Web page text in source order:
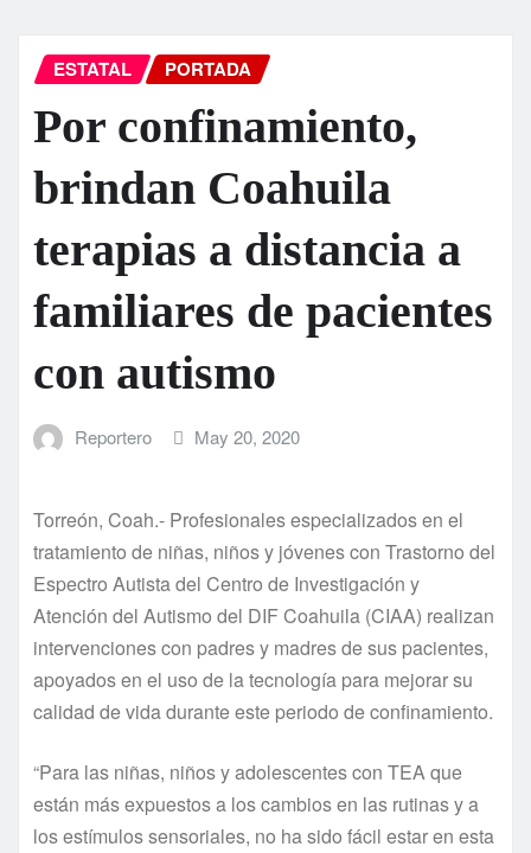
ESTATAL PORTADA
Por confinamiento,
brindan Coahuila
terapias a distancia a
familiares de pacientes
con autismo
Reportero May 20, 2020
Torreón, Coah.- Profesionales especializados en el
tratamiento de niñas, niños y jóvenes con Trastorno del
Espectro Autista del Centro de Investigación y
Atención del Autismo del DIF Coahuila (CIAA) realizan
intervenciones con padres y madres de sus pacientes,
apoyados en el uso de la tecnología para mejorar su
calidad de vida durante este periodo de confinamiento.
“Para las niñas, niños y adolescentes con TEA que
están más expuestos a los cambios en las rutinas y a
los estímulos sensoriales, no ha sido fácil estar en esta